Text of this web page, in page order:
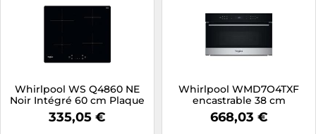
Whirlpool WS Q4860 NE
Noir Intégré 60 cm Plaque
avec zone à induction 4
zone(s)
335,05 €
Whirlpool WMD7O4TXF
encastrable 38 cm
668,03 €